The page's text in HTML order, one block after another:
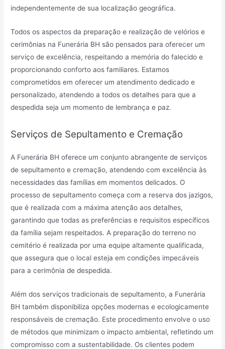
independentemente de sua localização geográfica.
Todos os aspectos da preparação e realização de velórios e
cerimônias na Funerária BH são pensados para oferecer um
serviço de excelência, respeitando a memória do falecido e
proporcionando conforto aos familiares. Estamos
comprometidos em oferecer um atendimento dedicado e
personalizado, atendendo a todos os detalhes para que a
despedida seja um momento de lembrança e paz.
Serviços de Sepultamento e Cremação
A Funerária BH oferece um conjunto abrangente de serviços
de sepultamento e cremação, atendendo com excelência às
necessidades das famílias em momentos delicados. O
processo de sepultamento começa com a reserva dos jazigos,
que é realizada com a máxima atenção aos detalhes,
garantindo que todas as preferências e requisitos específicos
da família sejam respeitados. A preparação do terreno no
cemitério é realizada por uma equipe altamente qualificada,
que assegura que o local esteja em condições impecáveis
para a cerimônia de despedida.
Além dos serviços tradicionais de sepultamento, a Funerária
BH também disponibiliza opções modernas e ecologicamente
responsáveis de cremação. Este procedimento envolve o uso
de métodos que minimizam o impacto ambiental, refletindo um
compromisso com a sustentabilidade. Os clientes podem